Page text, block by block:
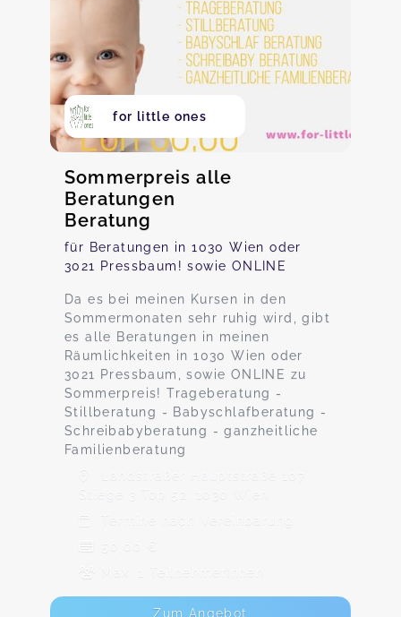
for little ones
Sommerpreis alle
Beratungen
Beratung
für Beratungen in 1030 Wien oder
3021 Pressbaum! sowie ONLINE
Da es bei meinen Kursen in den
Sommermonaten sehr ruhig wird, gibt
es alle Beratungen in meinen
Räumlichkeiten in 1030 Wien oder
3021 Pressbaum, sowie ONLINE zu
Sommerpreis! Trageberatung -
Stillberatung - Babyschlafberatung -
Schreibabyberatung - ganzheitliche
Familienberatung
Landstraßer Hauptstraße 107
Stiege 3 Top 52, 1030 Wien
Termine nach Vereinbarung
50,00 €
Max. 1 TeilnehmerInnen
Zum Angebot